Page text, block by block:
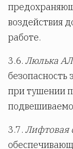
воздействия
работе.
3.6. Люлька
при тушении
3.7. Лифтовая